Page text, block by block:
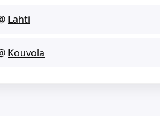
Lahti
Kouvola